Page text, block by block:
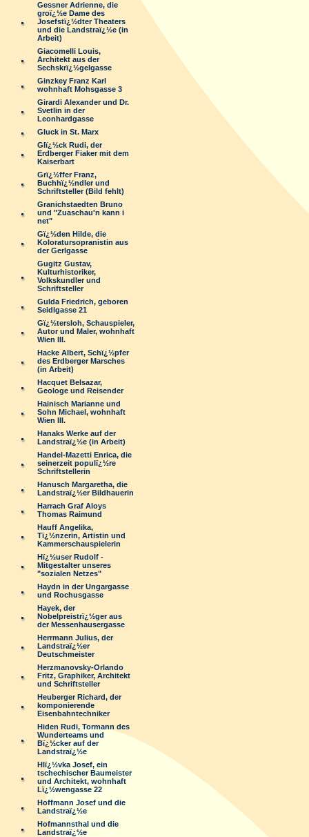
Gessner Adrienne, die
groï¿½e Dame des
Josefstï¿½dter Theaters
und die Landstraï¿½e (in
Arbeit)
Giacomelli Louis,
Architekt aus der
Sechskrï¿½gelgasse
Ginzkey Franz Karl
wohnhaft Mohsgasse 3
Girardi Alexander und Dr.
Svetlin in der
Leonhardgasse
Gluck in St. Marx
Glï¿½ck Rudi, der
Erdberger Fiaker mit dem
Kaiserbart
Grï¿½ffer Franz,
Buchhï¿½ndler und
Schriftsteller (Bild fehlt)
Granichstaedten Bruno
und "Zuaschau'n kann i
net"
Gï¿½den Hilde, die
Koloratursopranistin aus
der Gerlgasse
Gugitz Gustav,
Kulturhistoriker,
Volkskundler und
Schriftsteller
Gulda Friedrich, geboren
Seidlgasse 21
Gï¿½tersloh, Schauspieler,
Autor und Maler, wohnhaft
Wien III.
Hacke Albert, Schï¿½pfer
des Erdberger Marsches
(in Arbeit)
Hacquet Belsazar,
Geologe und Reisender
Hainisch Marianne und
Sohn Michael, wohnhaft
Wien III.
Hanaks Werke auf der
Landstraï¿½e (in Arbeit)
Handel-Mazetti Enrica, die
seinerzeit populï¿½re
Schriftstellerin
Hanusch Margaretha, die
Landstraï¿½er Bildhauerin
Harrach Graf Aloys
Thomas Raimund
Hauff Angelika,
Tï¿½nzerin, Artistin und
Kammerschauspielerin
Hï¿½user Rudolf -
Mitgestalter unseres
"sozialen Netzes"
Haydn in der Ungargasse
und Rochusgasse
Hayek, der
Nobelpreistrï¿½ger aus
der Messenhausergasse
Herrmann Julius, der
Landstraï¿½er
Deutschmeister
Herzmanovsky-Orlando
Fritz, Graphiker, Architekt
und Schriftsteller
Heuberger Richard, der
komponierende
Eisenbahntechniker
Hiden Rudi, Tormann des
Wunderteams und
Bï¿½cker auf der
Landstraï¿½e
Hlï¿½vka Josef, ein
tschechischer Baumeister
und Architekt, wohnhaft
Lï¿½wengasse 22
Hoffmann Josef und die
Landstraï¿½e
Hofmannsthal und die
Landstraï¿½e